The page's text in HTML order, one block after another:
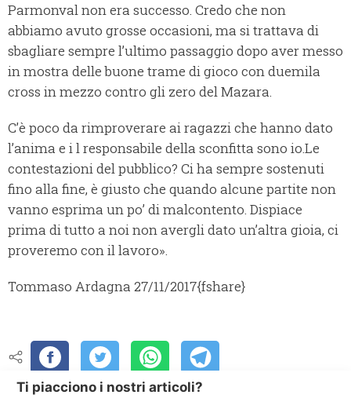
Parmonval non era successo. Credo che non
abbiamo avuto grosse occasioni, ma si trattava di
sbagliare sempre l’ultimo passaggio dopo aver messo
in mostra delle buone trame di gioco con duemila
cross in mezzo contro gli zero del Mazara.
C’è poco da rimproverare ai ragazzi che hanno dato
l’anima e i l responsabile della sconfitta sono io.Le
contestazioni del pubblico? Ci ha sempre sostenuti
fino alla fine, è giusto che quando alcune partite non
vanno esprima un po’ di malcontento. Dispiace
prima di tutto a noi non avergli dato un’altra gioia, ci
proveremo con il lavoro».
Tommaso Ardagna 27/11/2017{fshare}
Ti piacciono i nostri articoli?